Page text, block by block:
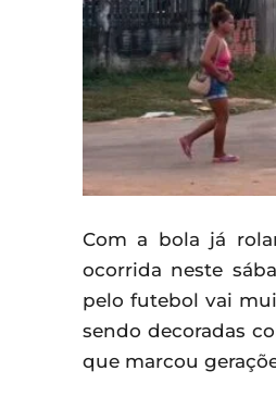
Com a bola já
ocorrida neste
pelo futebol vai
sendo decoradas
que marcou